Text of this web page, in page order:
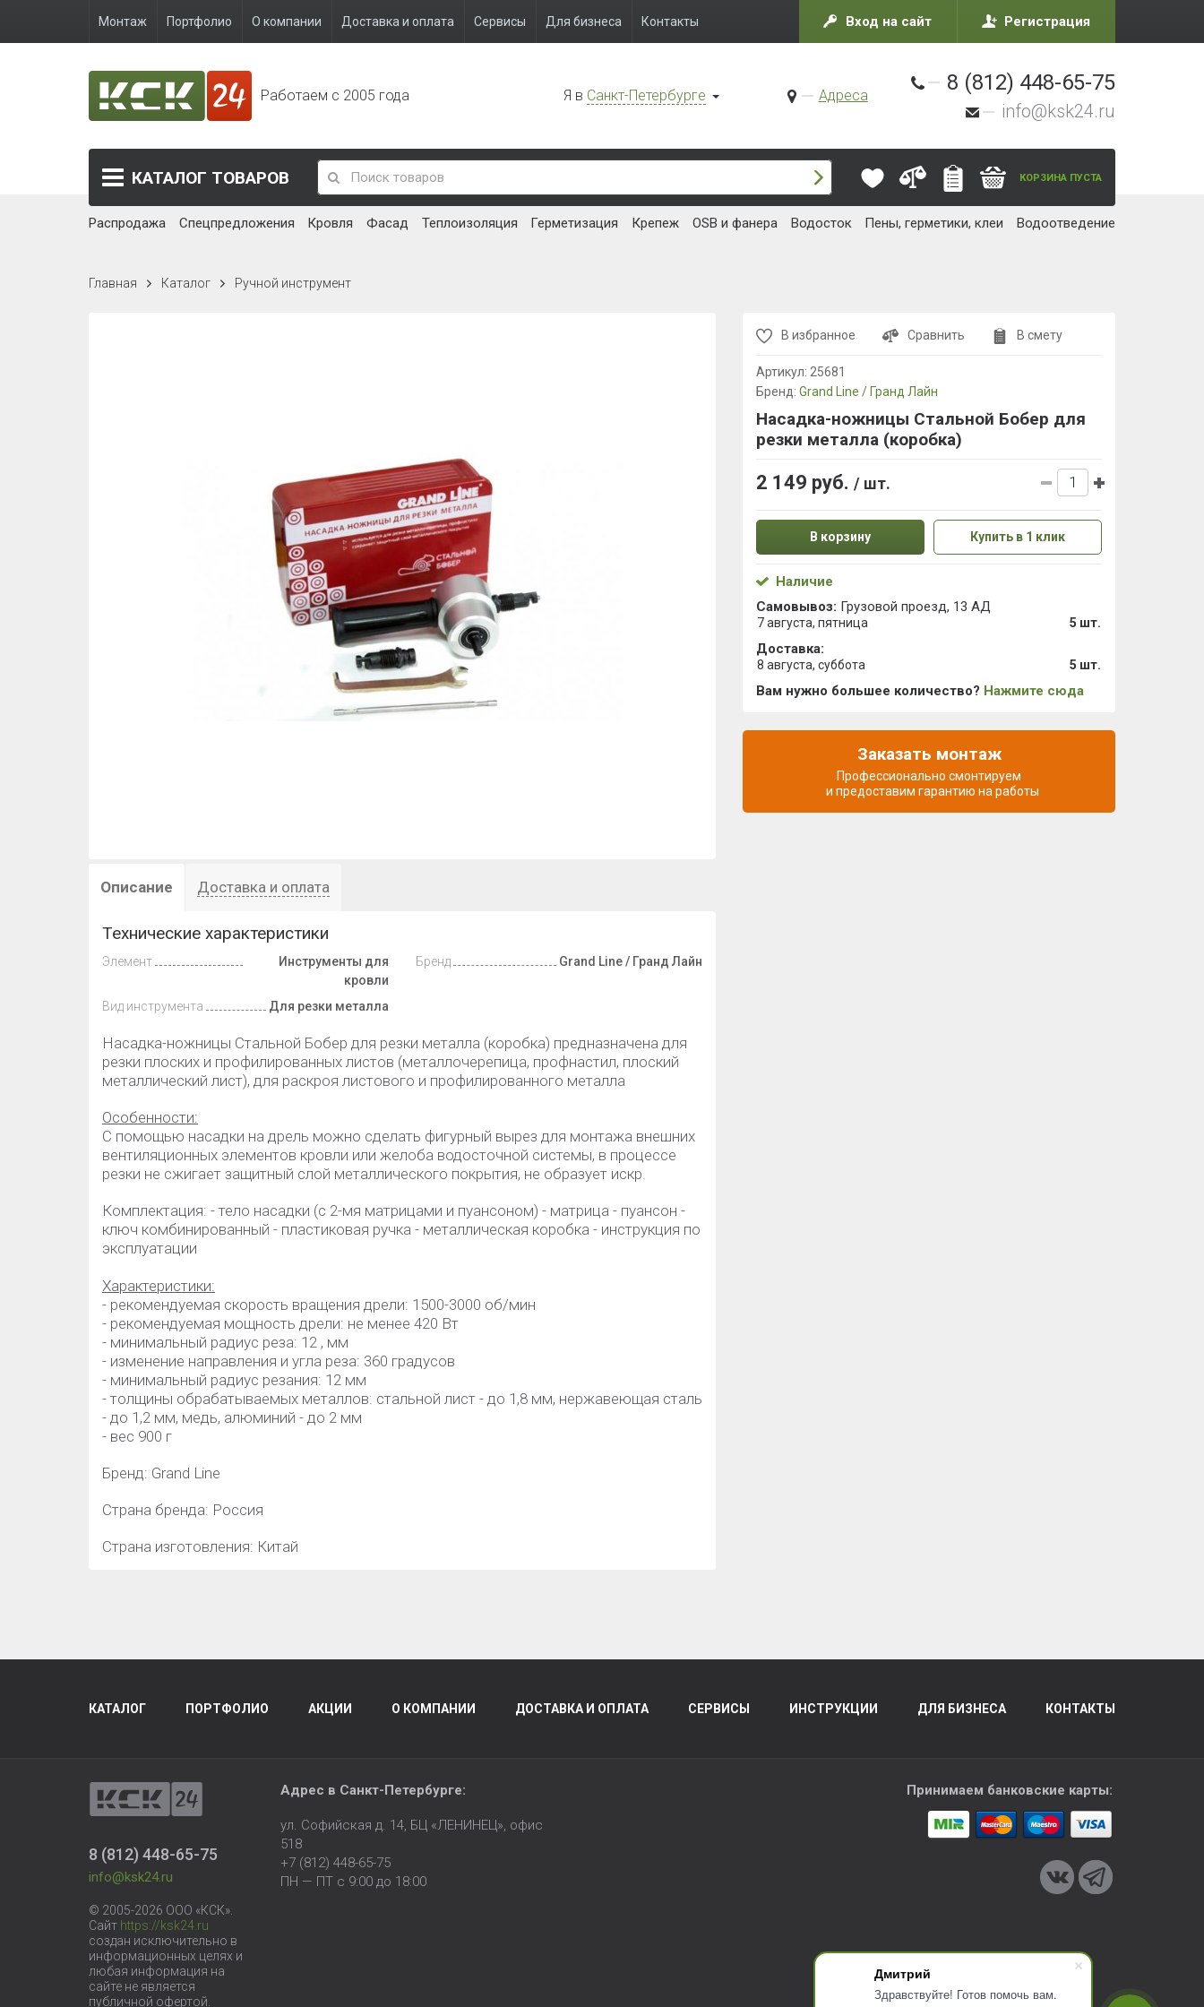
Дмитрий
Здравствуйте! Готов помочь вам.
Монтаж Портфолио О компании Доставка и оплата Сервисы Для бизнеса Контакты Вход на сайт Регистрация
Работаем с 2005 года Я в Санкт-Петербурге Адреса
8 (812) 448-65-75
info@ksk24.ru
КАТАЛОГ ТОВАРОВ КОРЗИНА ПУСТА
Распродажа Спецпредложения Кровля Фасад Теплоизоляция Герметизация Крепеж OSB и фанера Водосток Пены, герметики, клеи Водоотведение
Главная Каталог Ручной инструмент
Описание Доставка и оплата
Технические характеристики
Элемент
Инструменты для
кровли
Вид инструмента
Для резки металла
Бренд Grand Line / Гранд Лайн
Насадка-ножницы Стальной Бобер для резки металла (коробка) предназначена для
резки плоских и профилированных листов (металлочерепица, профнастил, плоский
металлический лист), для раскроя листового и профилированного металла
Особенности:
С помощью насадки на дрель можно сделать фигурный вырез для монтажа внешних
вентиляционных элементов кровли или желоба водосточной системы, в процессе
резки не сжигает защитный слой металлического покрытия, не образует искр.
Комплектация: - тело насадки (с 2-мя матрицами и пуансоном) - матрица - пуансон -
ключ комбинированный - пластиковая ручка - металлическая коробка - инструкция по
эксплуатации
Характеристики:
- рекомендуемая скорость вращения дрели: 1500-3000 об/мин
- рекомендуемая мощность дрели: не менее 420 Вт
- минимальный радиус реза: 12 , мм
- изменение направления и угла реза: 360 градусов
- минимальный радиус резания: 12 мм
- толщины обрабатываемых металлов: стальной лист - до 1,8 мм, нержавеющая сталь
- до 1,2 мм, медь, алюминий - до 2 мм
- вес 900 г
Бренд: Grand Line
Страна бренда: Россия
Страна изготовления: Китай
В избранное Сравнить В смету
Артикул: 25681
Бренд: Grand Line / Гранд Лайн
Насадка-ножницы Стальной Бобер для
резки металла (коробка)
2 149 руб. / шт.
В корзину Купить в 1 клик
Наличие
Самовывоз: Грузовой проезд, 13 АД
7 августа, пятница 5 шт.
Доставка:
8 августа, суббота 5 шт.
Вам нужно большее количество? Нажмите сюда
Заказать монтаж
Профессионально смонтируем
и предоставим гарантию на работы
КАТАЛОГ ПОРТФОЛИО АКЦИИ О КОМПАНИИ ДОСТАВКА И ОПЛАТА СЕРВИСЫ ИНСТРУКЦИИ ДЛЯ БИЗНЕСА КОНТАКТЫ
8 (812) 448-65-75
info@ksk24.ru
© 2005-2026 ООО «КСК».
Сайт https://ksk24.ru
создан исключительно в
информационных целях и
любая информация на
сайте не является
публичной офертой.
Адрес в Санкт-Петербурге:
ул. Софийская д. 14, БЦ «ЛЕНИНЕЦ», офис
518
+7 (812) 448-65-75
ПН — ПТ с 9:00 до 18:00
Принимаем банковские карты: